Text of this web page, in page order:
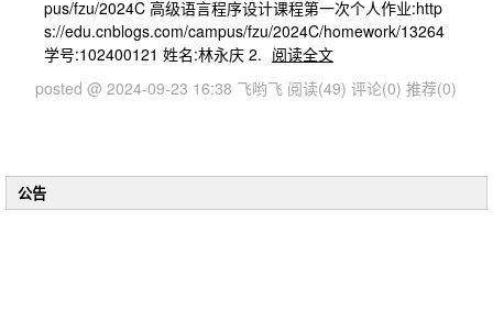
pus/fzu/2024C 高级语言程序设计课程第一次个人作业:http
s://edu.cnblogs.com/campus/fzu/2024C/homework/13264
学号:102400121 姓名:林永庆 2. 阅读全文
posted @ 2024-09-23 16:38 飞哟飞 阅读(49) 评论(0) 推荐(0)
公告